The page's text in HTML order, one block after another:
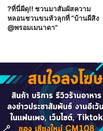
?ที่นี่ผีดุ‼️ ชวนมาสัมผัสความ
หลอนชวนขนหัวลุกที่ “บ้านผีสิง
@พรอมเมนาดา”